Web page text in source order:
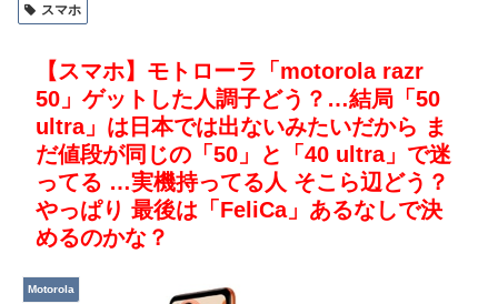
スマホ
【スマホ】モトローラ「motorola razr
50」ゲットした人調子どう？…結局「50
ultra」は日本では出ないみたいだから ま
だ値段が同じの「50」と「40 ultra」で迷
ってる …実機持ってる人 そこら辺どう？
やっぱり 最後は「FeliCa」あるなしで決
めるのかな？
Motorola